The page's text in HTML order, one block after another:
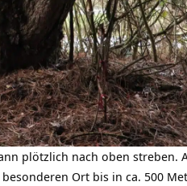
plötzlich nach oben streben.
Ort bis in ca. 500